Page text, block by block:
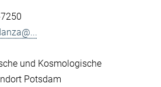
und Kosmologische
Potsdam